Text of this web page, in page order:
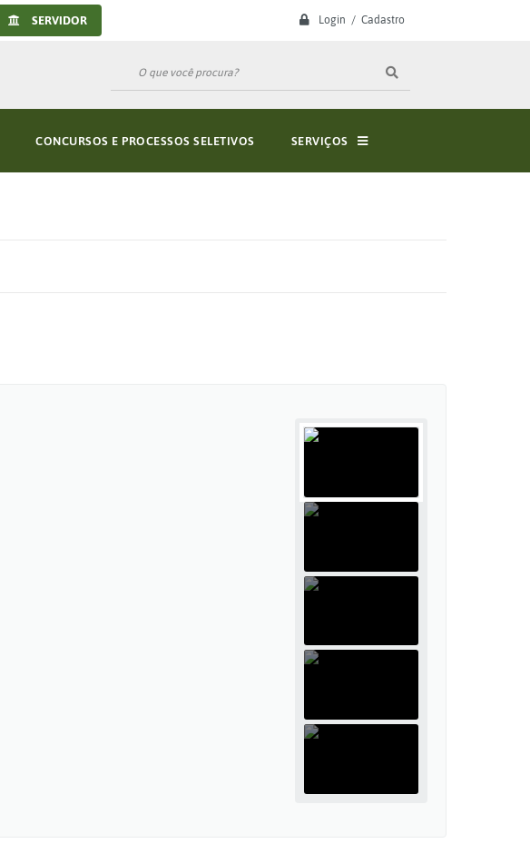
Login / Cadastro
SERVIDOR
CONCURSOS E PROCESSOS SELETIVOS SERVIÇOS